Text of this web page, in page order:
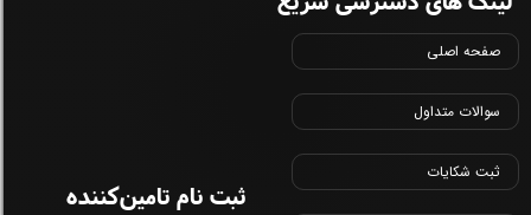
صفحه اصلی
سوالات متداول
ثبت شکایات
ثبت نام تامین‌کننده